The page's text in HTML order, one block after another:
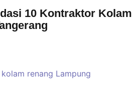
10 Kontraktor Kolam